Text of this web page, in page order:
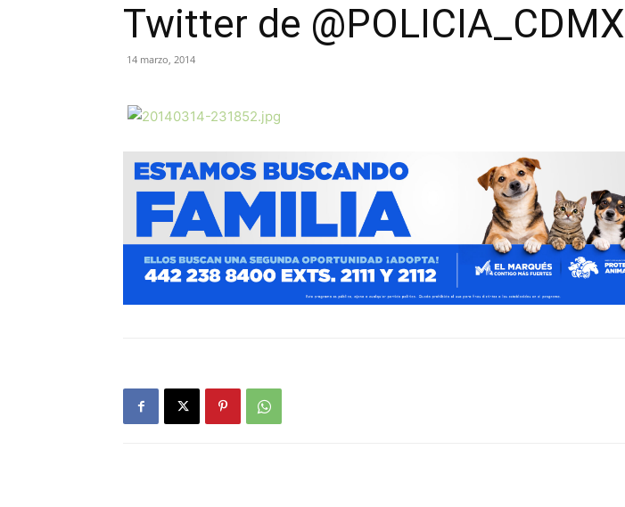
Twitter de @POLICIA_CDMX
14 marzo, 2014